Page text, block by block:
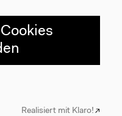
Music
Veranstaltung
Realisiert mit Klaro!